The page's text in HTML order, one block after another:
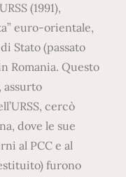
(1991),
euro-orientale,
Stato (passato
Romania. Questo
assurto
cercò
dove le sue
al PCC e al
furono